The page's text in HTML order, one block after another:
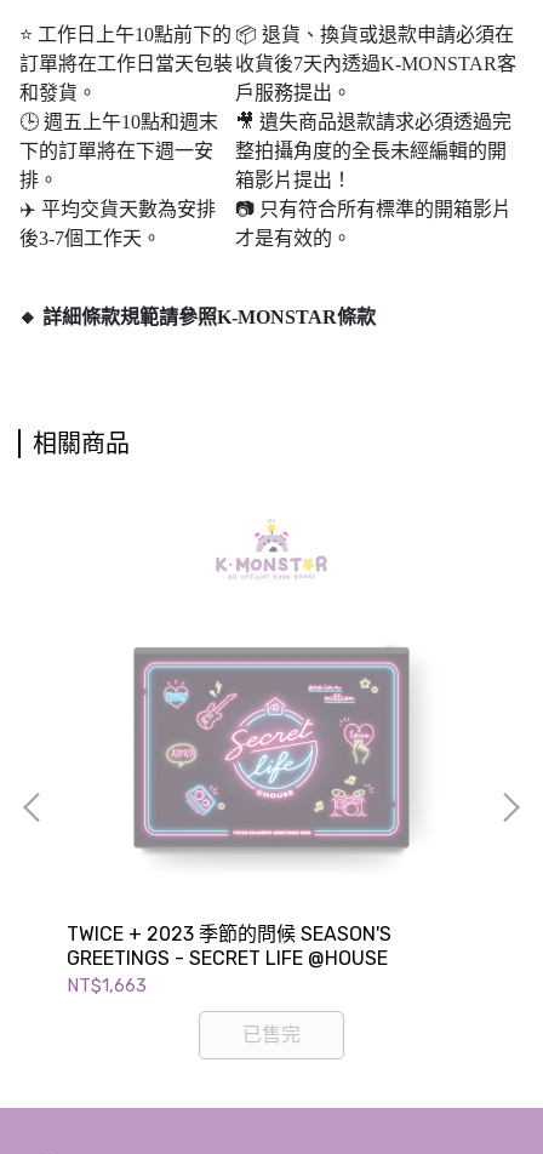
⭐ 工作日上午10點前下的
訂單將在工作日當天包裝
和發貨。
🕒 週五上午10點和週末​​
下的訂單將在下週一安
排。
✈️ 平均交貨天數為安排
後3-7個工作天。
📦 退貨、換貨或退款申請必須在
收貨後7天內透過K-MONSTAR客
戶服務提出。
🎥 遺失商品退款請求必須透過完
整拍攝角度的全長未經編輯的開
箱影片提出！
📷 只有符合所有標準的開箱影片
才是有效的。
🔸 詳細條款規範請參照K-MONSTAR條款
相關商品
TWICE + 2023 季節的問候 SEASON'S
GREETINGS - SECRET LIFE @HOUSE
NT$1,663
已售完